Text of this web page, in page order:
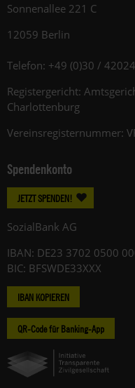
Sonnenallee 221 C
12059 Berlin
Telefon: +49 (0)30 /
Registergericht:
Charlottenburg
Vereinsregisternummer:
Spendenkonto
JETZT SPENDEN!
SozialBank AG
IBAN: DE23 3702 0500
BIC: BFSWDE33XXX
IBAN KOPIEREN
QR-Code für Banking-App